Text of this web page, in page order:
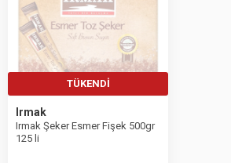
TÜKENDI
Irmak
Irmak Şeker Esmer Fişek 500gr
125 li